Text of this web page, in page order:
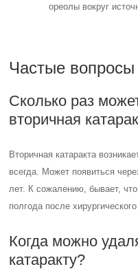
ореолы вокруг
Частые вопросы
Сколько раз
вторичная
Вторичная катаракта
всегда. Может появиться
лет. К сожалению, бывает,
полгода после
Когда можно
катаракту?